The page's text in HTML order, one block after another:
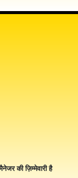
की ज़िम्मेवारी है